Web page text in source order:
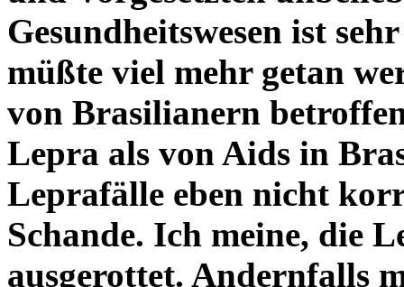
Gesundheitswesen ist
müßte viel mehr getan
von Brasilianern
Lepra als von Aids in
Leprafälle eben nicht
Schande. Ich meine, die
ausgerottet. Andernfalls